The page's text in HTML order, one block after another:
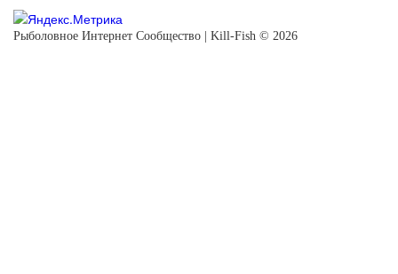
Рыболовное Интернет Сообщество | Kill-Fish © 2026